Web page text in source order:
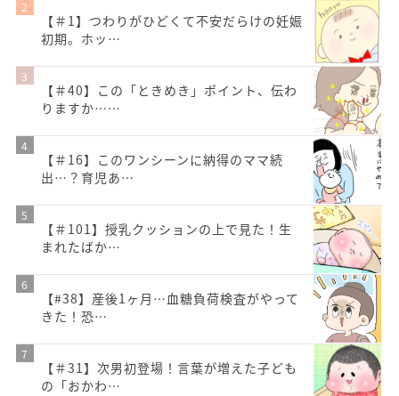
【＃1】つわりがひどくて不安だらけの妊娠
初期。ホッ…
【＃40】この「ときめき」ポイント、伝わ
りますか……
【＃16】このワンシーンに納得のママ続
出…？育児あ…
【＃101】授乳クッションの上で見た！生
まれたばか…
【#38】産後1ヶ月…血糖負荷検査がやって
きた！恐…
【＃31】次男初登場！言葉が増えた子ども
の「おかわ…